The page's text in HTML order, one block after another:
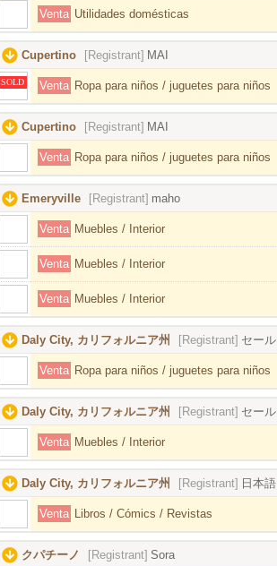
Venta Utilidades domésticas
Cupertino [Registrant] MAI
SOLD Venta Ropa para niños / juguetes para niños
Cupertino [Registrant] MAI
Venta Ropa para niños / juguetes para niños
Emeryville [Registrant] maho
Venta Muebles / Interior
Venta Muebles / Interior
Venta Muebles / Interior
Daly City, カリフォルニア州 [Registrant] セール
Venta Ropa para niños / juguetes para niños
Daly City, カリフォルニア州 [Registrant] セール
Venta Muebles / Interior
Daly City, カリフォルニア州 [Registrant] 日本語
Venta Libros / Cómics / Revistas
クパチーノ [Registrant] Sora